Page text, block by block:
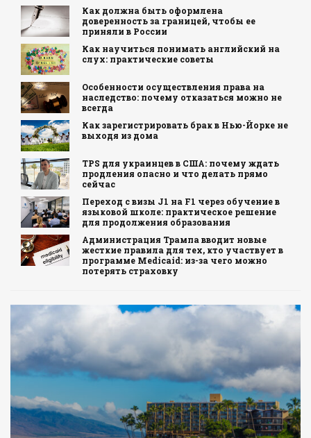
Как должна быть оформлена
доверенность за границей, чтобы ее
приняли в России
Как научиться понимать английский на
слух: практические советы
Особенности осуществления права на
наследство: почему отказаться можно не
всегда
Как зарегистрировать брак в Нью-Йорке не
выходя из дома
TPS для украинцев в США: почему ждать
продления опасно и что делать прямо
сейчас
Переход с визы J1 на F1 через обучение в
языковой школе: практическое решение
для продолжения образования
Администрация Трампа вводит новые
жесткие правила для тех, кто участвует в
программе Medicaid: из-за чего можно
потерять страховку